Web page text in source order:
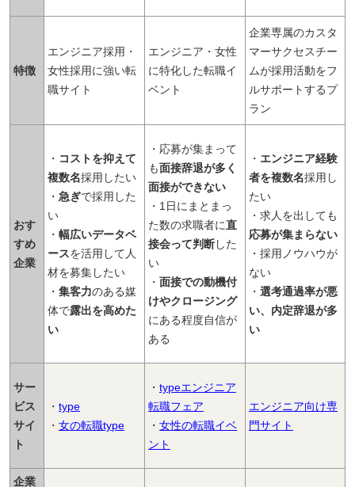
特徴
エンジニア採用・
女性採用に強い転
職サイト
エンジニア・女性
に特化した転職イ
ベント
企業専属のカスタ
マーサクセスチー
ムが採用活動をフ
ルサポートするプ
ラン
おす
すめ
企業
・ コストを抑えて
複数名採用したい
・ 急ぎで採用した
い
・ 幅広いデータベ
ースを活用して人
材を募集したい
・ 集客力のある媒
体で露出を高めた
い
・応募が集まって
も面接辞退が多く
面接ができない
・1日にまとまっ
た数の求職者に直
接会って判断した
い
・ 面接での動機付
けやクロージング
にある程度自信が
ある
・ エンジニア経験
者を複数名採用し
たい
・求人を出しても
応募が集まらない
・採用ノウハウが
ない
・ 選考通過率が悪
い、内定辞退が多
い
サー
ビス
サイ
ト
・ type
・ 女の転職type
・ typeエンジニア
転職フェア
・ 女性の転職イベ
ント
エンジニア向け専
門サイト
企業